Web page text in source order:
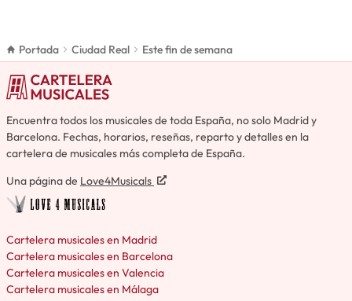
Portada Ciudad Real Este fin de semana
Encuentra todos los musicales de toda España, no solo Madrid y
Barcelona. Fechas, horarios, reseñas, reparto y detalles en la
cartelera de musicales más completa de España.
Una página de Love4Musicals
Cartelera musicales en Madrid
Cartelera musicales en Barcelona
Cartelera musicales en Valencia
Cartelera musicales en Málaga